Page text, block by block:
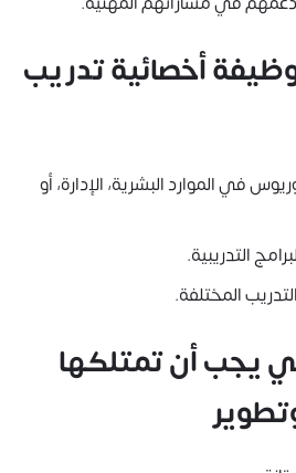
أخصائية تدريب
في الموارد البشرية، الإدارة، أو
التدريبية.
المختلفة.
يجب أن تمتلكها